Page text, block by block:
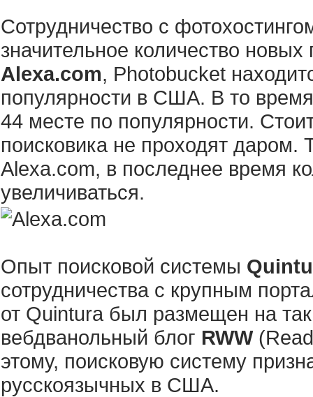
Сотрудничество с
значительное количество
Alexa.com, Photobucket
популярности в США. В то
44 месте по популярности.
поисковика не проходят даром.
Alexa.com, в последнее время
увеличиваться.
Опыт поисковой системы
сотрудничества с крупным
от Quintura был размещен на
вебдванольный блог RWW
этому, поисковую систему
русскоязычных в США.